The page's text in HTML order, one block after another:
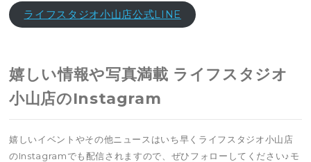
ライフスタジオ小山店公式LINE
嬉しい情報や写真満載 ライフスタジオ
小山店のInstagram
嬉しいイベントやその他ニュースはいち早くライフスタジオ小山店
のInstagramでも配信されますので、ぜひフォローしてください♪モ